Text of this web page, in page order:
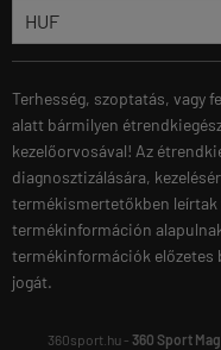
Terhesség, szoptatás, vagy
alatt bármilyen
kezelőorvosával! Az
diagnosztizálására,
termékismertetőkben leírtak
termékinformáción
termékinformációk előzetes
jogát.
360sport.hu - 360 Sport